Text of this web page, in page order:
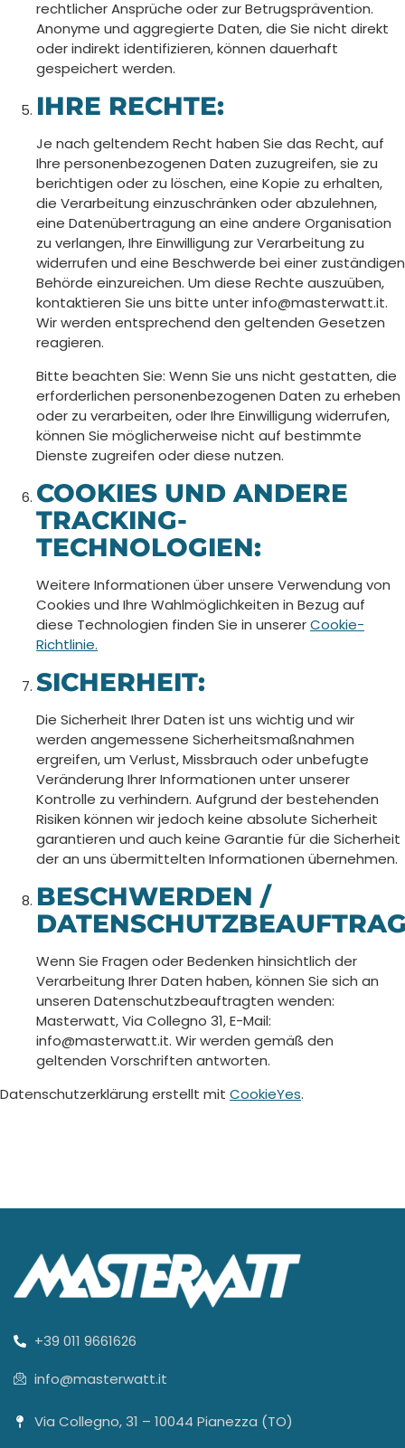
rechtlicher Ansprüche oder zur Betrugsprävention.
Anonyme und aggregierte Daten, die Sie nicht direkt
oder indirekt identifizieren, können dauerhaft
gespeichert werden.
IHRE RECHTE:
Je nach geltendem Recht haben Sie das Recht, auf
Ihre personenbezogenen Daten zuzugreifen, sie zu
berichtigen oder zu löschen, eine Kopie zu erhalten,
die Verarbeitung einzuschränken oder abzulehnen,
eine Datenübertragung an eine andere Organisation
zu verlangen, Ihre Einwilligung zur Verarbeitung zu
widerrufen und eine Beschwerde bei einer zuständigen
Behörde einzureichen. Um diese Rechte auszuüben,
kontaktieren Sie uns bitte unter info@masterwatt.it.
Wir werden entsprechend den geltenden Gesetzen
reagieren.
Bitte beachten Sie: Wenn Sie uns nicht gestatten, die
erforderlichen personenbezogenen Daten zu erheben
oder zu verarbeiten, oder Ihre Einwilligung widerrufen,
können Sie möglicherweise nicht auf bestimmte
Dienste zugreifen oder diese nutzen.
COOKIES UND ANDERE
TRACKING-
TECHNOLOGIEN:
Weitere Informationen über unsere Verwendung von
Cookies und Ihre Wahlmöglichkeiten in Bezug auf
diese Technologien finden Sie in unsererCookie-
Richtlinie.
SICHERHEIT:
Die Sicherheit Ihrer Daten ist uns wichtig und wir
werden angemessene Sicherheitsmaßnahmen
ergreifen, um Verlust, Missbrauch oder unbefugte
Veränderung Ihrer Informationen unter unserer
Kontrolle zu verhindern. Aufgrund der bestehenden
Risiken können wir jedoch keine absolute Sicherheit
garantieren und auch keine Garantie für die Sicherheit
der an uns übermittelten Informationen übernehmen.
BESCHWERDEN /
Wenn Sie Fragen oder Bedenken hinsichtlich der
Verarbeitung Ihrer Daten haben, können Sie sich an
unseren Datenschutzbeauftragten wenden:
Masterwatt, Via Collegno 31, E-Mail:
info@masterwatt.it. Wir werden gemäß den
geltenden Vorschriften antworten.
Datenschutzerklärung erstellt mit CookieYes.
+39 011 9661626
info@masterwatt.it
Via Collegno, 31 – 10044 Pianezza (TO)